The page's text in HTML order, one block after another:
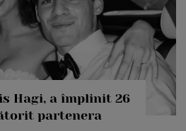
Hagi, a împlinit 26
partenera